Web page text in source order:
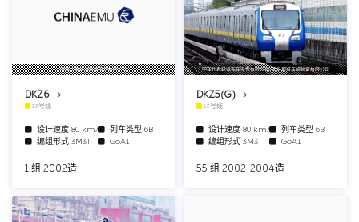
中车长春轨道客车股份有限公司
DKZ6
13号线
设计速度 80 km/h 列车类型 6B
编组形式 3M3T GoA1
1 组 2002造
中车长春轨道客车股份有限公司/北京地铁车辆装备有限公司
DKZ5(G)
13号线
设计速度 80 km/h 列车类型 6B
编组形式 3M3T GoA1
55 组 2002-2004造